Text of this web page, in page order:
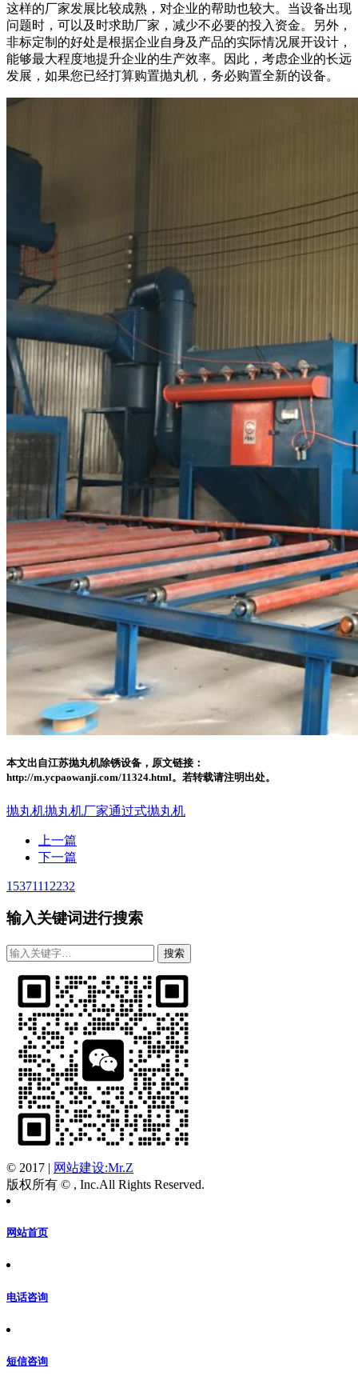
这样的厂家发展比较成熟，对企业的帮助也较大。当设备出现
问题时，可以及时求助厂家，减少不必要的投入资金。另外，
非标定制的好处是根据企业自身及产品的实际情况展开设计，
能够最大程度地提升企业的生产效率。因此，考虑企业的长远
发展，如果您已经打算购置抛丸机，务必购置全新的设备。
本文出自江苏抛丸机除锈设备，原文链接：
http://m.ycpaowanji.com/11324.html。若转载请注明出处。
抛丸机抛丸机厂家通过式抛丸机
上一篇
下一篇
15371112232
输入关键词进行搜索
© 2017 | 网站建设:Mr.Z
版权所有 © , Inc.All Rights Reserved.
网站首页
电话咨询
短信咨询